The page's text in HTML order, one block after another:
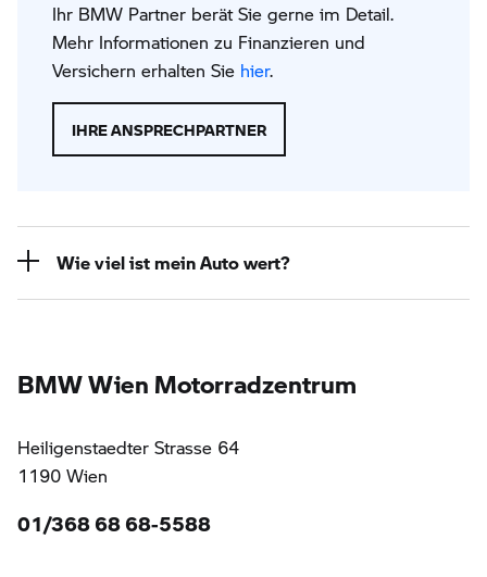
Ihr BMW Partner berät Sie gerne im Detail.
Mehr Informationen zu Finanzieren und
Versichern erhalten Sie hier.
IHRE ANSPRECHPARTNER
Wie viel ist mein Auto wert?
BMW Wien Motorradzentrum
Heiligenstaedter Strasse 64
1190 Wien
01/368 68 68-5588